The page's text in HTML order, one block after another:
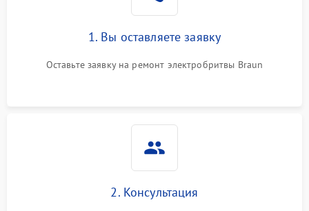
1. Вы оставляете заявку
Оставьте заявку на ремонт электробритвы Braun
2. Консультация